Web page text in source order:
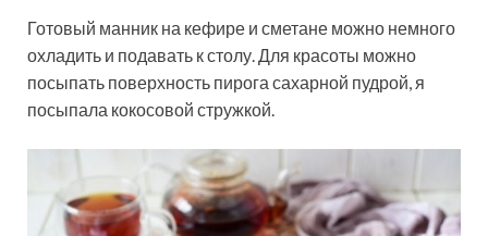
Готовый манник на кефире и сметане можно немного
охладить и подавать к столу. Для красоты можно
посыпать поверхность пирога сахарной пудрой, я
посыпала кокосовой стружкой.